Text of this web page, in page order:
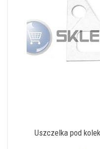
Uszczelka pod